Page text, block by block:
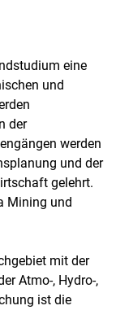
eine
und
der
werden
und der
gelehrt.
Mining und
mit der
Atmo-, Hydro-,
ist die